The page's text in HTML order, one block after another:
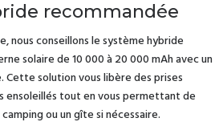
recommandée
nous conseillons le système hybride
solaire de 10 000 à 20 000 mAh avec un
Cette solution vous libère des prises
ensoleillés tout en vous permettant de
ou un gîte si nécessaire.